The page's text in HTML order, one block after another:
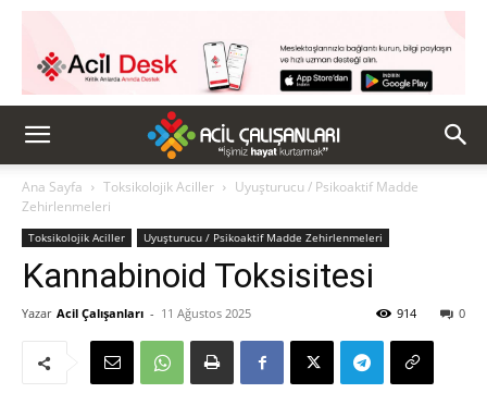
Ana Sayfa Toksikolojik Aciller
Uyuşturucu / Psikoaktif Madde
Zehirlenmeleri
Toksikolojik Aciller Uyuşturucu / Psikoaktif Madde Zehirlenmeleri
Kannabinoid Toksisitesi
Yazar Acil Çalışanları - 11 Ağustos 2025 0
914